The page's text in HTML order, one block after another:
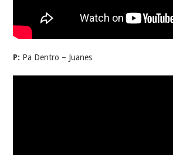
P: Pa Dentro – Juanes